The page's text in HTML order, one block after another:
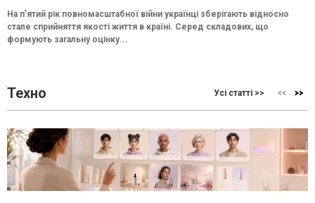
На п’ятий рік повномасштабної війни українці зберігають відносно
стале сприйняття якості життя в країні. Серед складових, що
формують загальну оцінку...
Техно Усі статті >>